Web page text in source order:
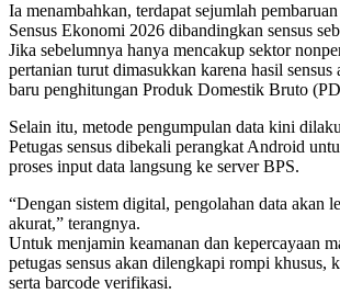
Ia menambahkan, terdapat sejumlah
Sensus Ekonomi 2026 dibandingkan sensus
Jika sebelumnya hanya mencakup sektor
pertanian turut dimasukkan karena hasil sensus
baru penghitungan Produk Domestik Bruto
Selain itu, metode pengumpulan data kini
Petugas sensus dibekali perangkat Android
proses input data langsung ke server BPS.
“Dengan sistem digital, pengolahan data akan
akurat,” terangnya.
Untuk menjamin keamanan dan kepercayaan
petugas sensus akan dilengkapi rompi khusus,
serta barcode verifikasi.